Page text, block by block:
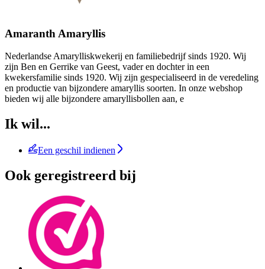
Amaranth Amaryllis
Nederlandse Amarylliskwekerij en familiebedrijf sinds 1920. Wij
zijn Ben en Gerrike van Geest, vader en dochter in een
kwekersfamilie sinds 1920. Wij zijn gespecialiseerd in de veredeling
en productie van bijzondere amaryllis soorten. In onze webshop
bieden wij alle bijzondere amaryllisbollen aan, e
Ik wil...
Een geschil indienen
Ook geregistreerd bij